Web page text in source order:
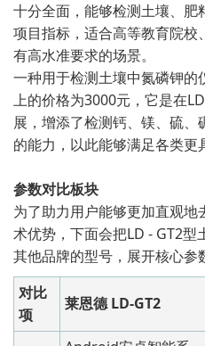
十分全面，能够检测土壤、
项目指标，适合高等教育院
有高水准要求的场景。
一种用于检测土壤中氮磷钾的
上的价格为3000元，它是在
展，增添了检测钙、镁、硫
的能力，以此能够满足各类更
参数对比板块
为了助力用户能够更加直观
术优势，下面会把LD - GT2
其他品牌的型号，展开核心参
对比
项
莱恩德 LD-GT2